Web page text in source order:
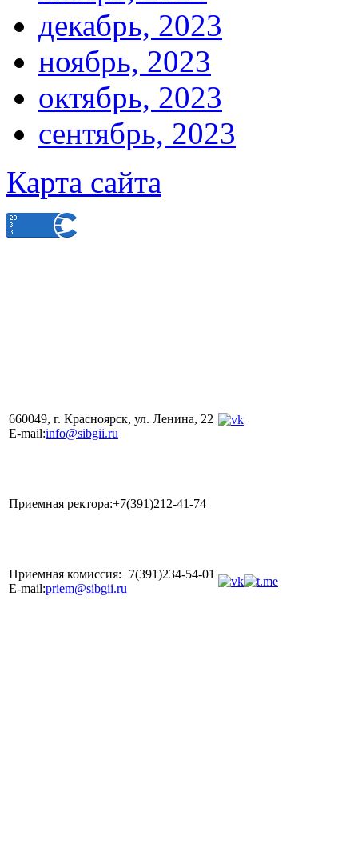
декабрь, 2023
ноябрь, 2023
октябрь, 2023
сентябрь, 2023
Карта сайта
660049, г. Красноярск, ул. Ленина, 22
E-mail:info@sibgii.ru
Приемная ректора:+7(391)212-41-74
Приемная комиссия:+7(391)234-54-01
E-mail:priem@sibgii.ru